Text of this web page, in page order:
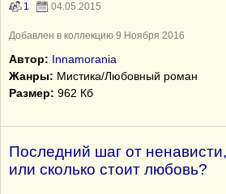
1 04.05.2015
Добавлен в коллекцию 9 Ноября 2016
Автор: Innamorania
Жанры: Мистика/Любовный роман
Размер: 962 Кб
Последний шаг от ненависти,
или сколько стоит любовь?